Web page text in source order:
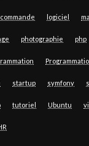
logiciel
photographie php
startup symfony
tutoriel Ubuntu